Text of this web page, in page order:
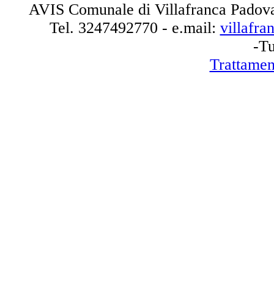
AVIS Comunale di Villafranca
Tel. 3247492770 - e.mail:
-